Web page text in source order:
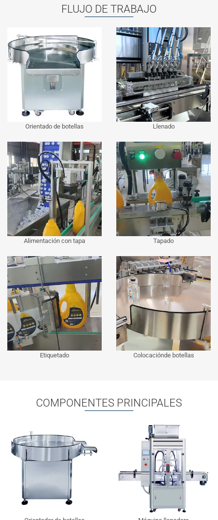
FLUJO DE TRABAJO
Orientado de botellas Llenado
Alimentación con tapa Tapado
Etiquetado Colocaciónde botellas
COMPONENTES PRINCIPALES